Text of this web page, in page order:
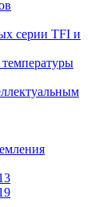
серии TFI и